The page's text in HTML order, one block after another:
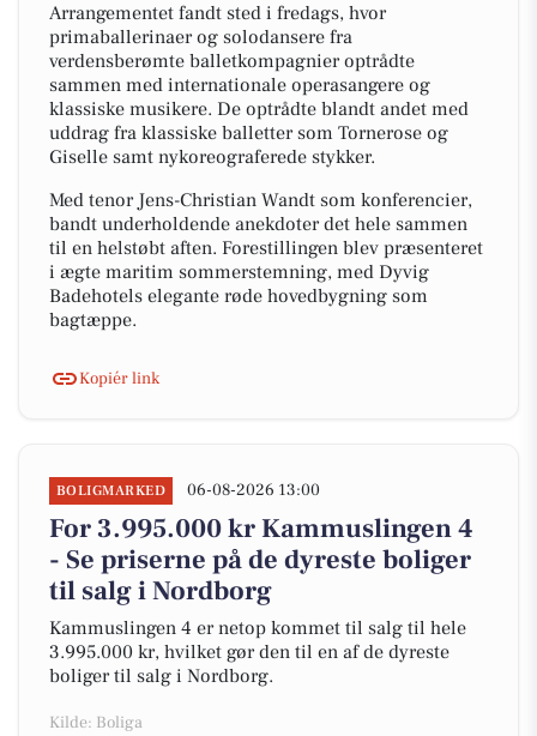
Arrangementet fandt sted i fredags, hvor
primaballerinaer og solodansere fra
verdensberømte balletkompagnier optrådte
sammen med internationale operasangere og
klassiske musikere. De optrådte blandt andet med
uddrag fra klassiske balletter som Tornerose og
Giselle samt nykoreograferede stykker.
Med tenor Jens-Christian Wandt som konferencier,
bandt underholdende anekdoter det hele sammen
til en helstøbt aften. Forestillingen blev præsenteret
i ægte maritim sommerstemning, med Dyvig
Badehotels elegante røde hovedbygning som
bagtæppe.
Kopiér link
BOLIGMARKED 06-08-2026 13:00
For 3.995.000 kr Kammuslingen 4
- Se priserne på de dyreste boliger
til salg i Nordborg
Kammuslingen 4 er netop kommet til salg til hele
3.995.000 kr, hvilket gør den til en af de dyreste
boliger til salg i Nordborg.
Kilde: Boliga